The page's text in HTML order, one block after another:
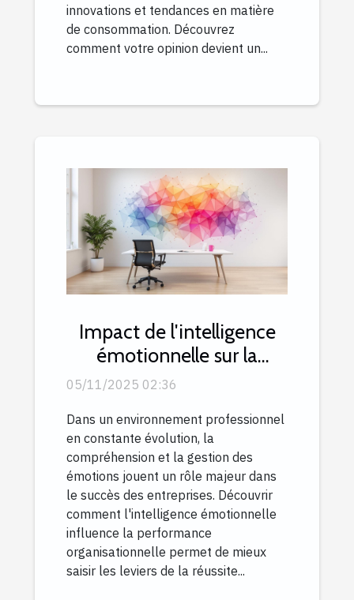
innovations et tendances en matière
de consommation. Découvrez
comment votre opinion devient un...
Impact de l'intelligence
émotionnelle sur la
performance
05/11/2025 02:36
Dans un environnement professionnel
en constante évolution, la
compréhension et la gestion des
émotions jouent un rôle majeur dans
le succès des entreprises. Découvrir
comment l'intelligence émotionnelle
influence la performance
organisationnelle permet de mieux
saisir les leviers de la réussite...